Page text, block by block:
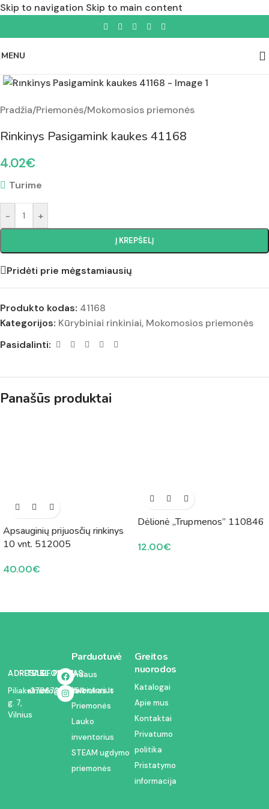
Skip to navigation Skip to main content
MENU
Pradžia/Priemonės/Mokomosios priemonės
Rinkinys Pasigamink kaukes 41168
4.02€
Turime
- +
Į KREPŠELĮ
Pridėti prie mėgstamiausių
Produkto kodas: 41168
Kategorijos: Kūrybiniai rinkiniai, Mokomosios priemonės
Pasidalinti:
Panašūs produktai
Apsauginių prijuosčių rinkinys
10 vnt. 512005
40.00€
Dėlionė „Trupmenos” 110846
12.00€
ADRESAS:
Piliakalnio
g. 7,
Vilnius
TELEFONAS:
+37067350054
EL. PAŠTAS:
info@kodelciukas.lt
Parduotuvė
Vidaus
inventorius
Priemonės
Lauko
inventorius
STEAM ugdymo
priemonės
Greitos
nuorodos
Katalogai
Apie mus
Kontaktai
Privatumo
politika
Pristatymo
informacija